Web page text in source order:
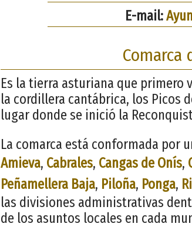
E-mail:
Comarca
Es la tierra asturiana que primero
la cordillera cantábrica, los Picos
lugar donde se inició la
La comarca está conformada por
Amieva, Cabrales, Cangas de Onís,
Peñamellera Baja, Piloña, Ponga,
las divisiones administrativas
de los asuntos locales en cada